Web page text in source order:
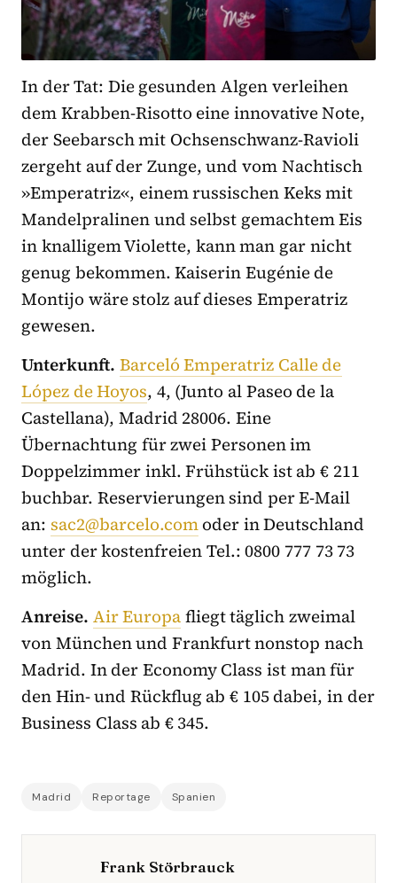
In der Tat: Die gesunden Algen verleihen
dem Krabben-Risotto eine innovative Note,
der Seebarsch mit Ochsenschwanz-Ravioli
zergeht auf der Zunge, und vom Nachtisch
»Emperatriz«, einem russischen Keks mit
Mandelpralinen und selbst gemachtem Eis
in knalligem Violette, kann man gar nicht
genug bekommen. Kaiserin Eugénie de
Montijo wäre stolz auf dieses Emperatriz
gewesen.
Unterkunft. Barceló Emperatriz Calle de
López de Hoyos, 4, (Junto al Paseo de la
Castellana), Madrid 28006. Eine
Übernachtung für zwei Personen im
Doppelzimmer inkl. Frühstück ist ab € 211
buchbar. Reservierungen sind per E-Mail
an: sac2@barcelo.comoder in Deutschland
unter der kostenfreien Tel.: 0800 777 73 73
möglich.
Anreise. Air Europafliegt täglich zweimal
von München und Frankfurt nonstop nach
Madrid. In der Economy Class ist man für
den Hin- und Rückflug ab € 105 dabei, in der
Business Class ab € 345.
Madrid Reportage Spanien
Frank Störbrauck